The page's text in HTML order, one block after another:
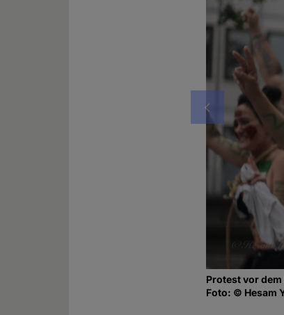
Vorheriges
Protest vor
Foto: © Hesam